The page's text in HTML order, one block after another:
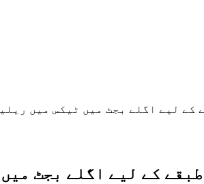
کے لیے اگلے بجٹ میں ٹیکس میں
کے لیے اگلے بجٹ